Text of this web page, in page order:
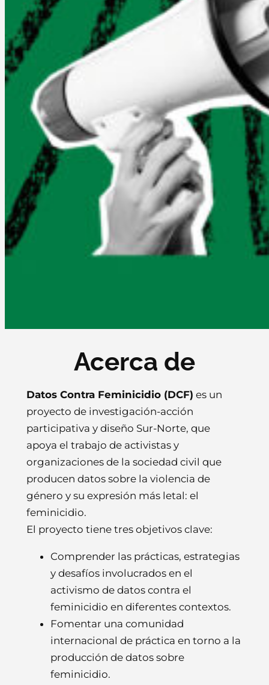
Acerca de
Datos Contra Feminicidio (DCF) es un
proyecto de investigación-acción
participativa y diseño Sur-Norte, que
apoya el trabajo de activistas y
organizaciones de la sociedad civil que
producen datos sobre la violencia de
género y su expresión más letal: el
feminicidio.
El proyecto tiene tres objetivos clave:
Comprender las prácticas, estrategias
y desafíos involucrados en el
activismo de datos contra el
feminicidio en diferentes contextos.
Fomentar una comunidad
internacional de práctica en torno a la
producción de datos sobre
feminicidio.